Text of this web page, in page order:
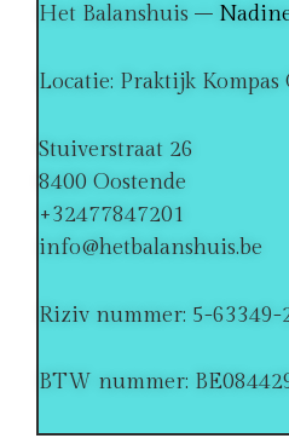
Het Balanshuis –
Locatie: Praktijk Kompas
Stuiverstraat 26
8400 Oostende
+32477847201
info@hetbalanshuis.be
Riziv nummer: 5-63349-
BTW nummer: